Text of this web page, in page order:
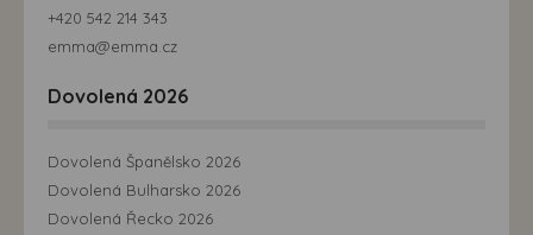
+420 542 214 343
emma@emma.cz
Dovolená 2026
Dovolená Španělsko 2026
Dovolená Bulharsko 2026
Dovolená Řecko 2026